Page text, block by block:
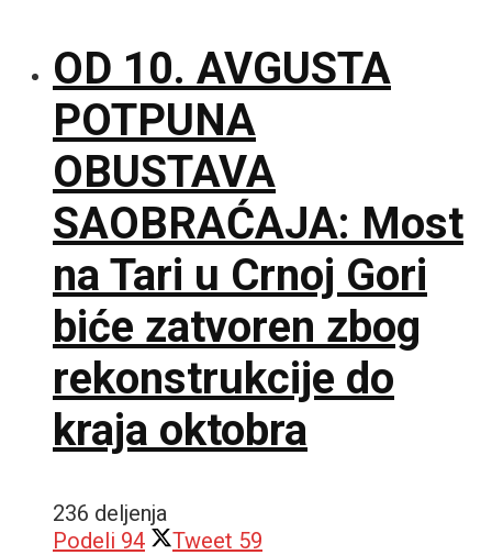
OD 10. AVGUSTA
POTPUNA
OBUSTAVA
SAOBRAĆAJA: Most
na Tari u Crnoj Gori
biće zatvoren zbog
rekonstrukcije do
kraja oktobra
236 deljenja
Podeli 94 Tweet 59